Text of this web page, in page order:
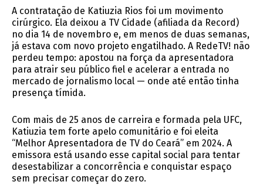
A contratação de Katiuzia Rios foi um movimento
cirúrgico. Ela deixou a TV Cidade (afiliada da Record)
no dia 14 de novembro e, em menos de duas semanas,
já estava com novo projeto engatilhado. A RedeTV! não
perdeu tempo: apostou na força da apresentadora
para atrair seu público fiel e acelerar a entrada no
mercado de jornalismo local — onde até então tinha
presença tímida.
Com mais de 25 anos de carreira e formada pela UFC,
Katiuzia tem forte apelo comunitário e foi eleita
“Melhor Apresentadora de TV do Ceará” em 2024. A
emissora está usando esse capital social para tentar
desestabilizar a concorrência e conquistar espaço
sem precisar começar do zero.